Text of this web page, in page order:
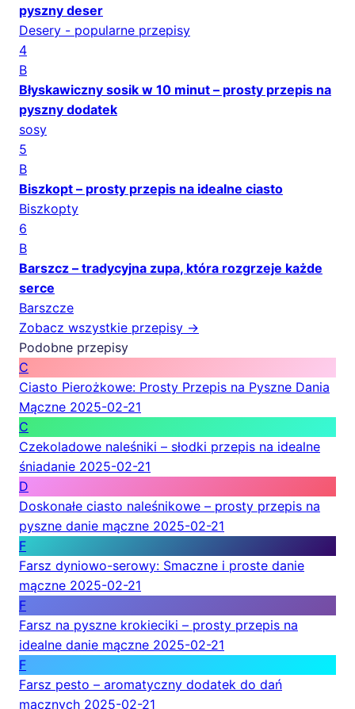
pyszny deser
Desery - popularne przepisy
4
B
Błyskawiczny sosik w 10 minut – prosty przepis na
pyszny dodatek
sosy
5
B
Biszkopt – prosty przepis na idealne ciasto
Biszkopty
6
B
Barszcz – tradycyjna zupa, która rozgrzeje każde
serce
Barszcze
Zobacz wszystkie przepisy →
Podobne przepisy
C
Ciasto Pierożkowe: Prosty Przepis na Pyszne Dania
Mączne 2025-02-21
C
Czekoladowe naleśniki – słodki przepis na idealne
śniadanie 2025-02-21
D
Doskonałe ciasto naleśnikowe – prosty przepis na
pyszne danie mączne 2025-02-21
F
Farsz dyniowo-serowy: Smaczne i proste danie
mączne 2025-02-21
F
Farsz na pyszne krokieciki – prosty przepis na
idealne danie mączne 2025-02-21
F
Farsz pesto – aromatyczny dodatek do dań
mącznych 2025-02-21